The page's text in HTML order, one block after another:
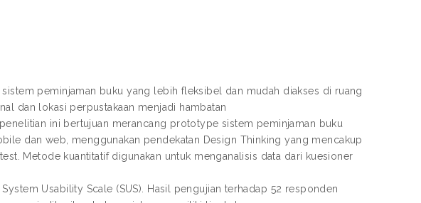
peminjaman buku yang lebih fleksibel dan mudah diakses di ruang
dan lokasi perpustakaan menjadi hambatan
ini bertujuan merancang prototype sistem peminjaman buku
dan web, menggunakan pendekatan Design Thinking yang mencakup
Metode kuantitatif digunakan untuk menganalisis data dari kuesioner
Usability Scale (SUS). Hasil pengujian terhadap 52 responden